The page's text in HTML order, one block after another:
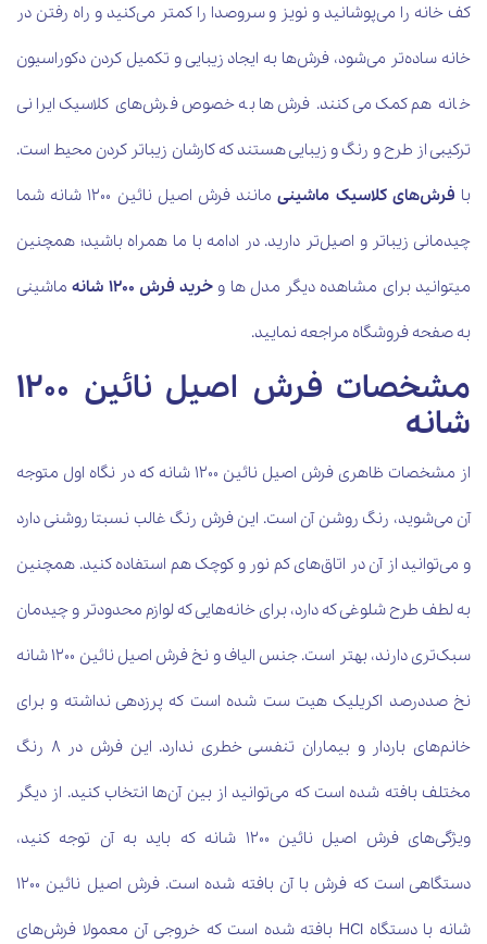
کف خانه را می‌پوشانید و نویز و سروصدا را کمتر می‌کنید و راه رفتن در
خانه ساده‌تر می‌شود، فرش‌ها به ایجاد زیبایی و تکمیل کردن دکوراسیون
خانه هم کمک می‌کنند. فرش‌ها به خصوص فرش‌های کلاسیک ایرانی
ترکیبی از طرح و رنگ و زیبایی هستند که کارشان زیباتر کردن محیط است.
با فرش‌های کلاسیک ماشینی مانند فرش اصیل نائین 1200 شانه شما
چیدمانی زیباتر و اصیل‌تر دارید. در ادامه با ما همراه باشید؛ همچنین
میتوانید برای مشاهده دیگر مدل ها و خرید فرش 1200 شانه ماشینی
به صفحه فروشگاه مراجعه نمایید.
مشخصات فرش اصیل نائین 1200
شانه
از مشخصات ظاهری فرش اصیل نائین 1200 شانه که در نگاه اول متوجه
آن می‌شوید، رنگ روشن آن است. این فرش رنگ غالب نسبتا روشنی دارد
و می‌توانید از آن در اتاق‌های کم نور و کوچک هم استفاده کنید. همچنین
به لطف طرح شلوغی که دارد، برای خانه‌هایی که لوازم محدودتر و چیدمان
سبک‌تری دارند، بهتر است. جنس الیاف و نخ فرش اصیل نائین 1200 شانه
نخ صددرصد اکریلیک هیت ست شده است که پرزدهی نداشته و برای
خانم‌های باردار و بیماران تنفسی خطری ندارد. این فرش در 8 رنگ
مختلف بافته شده است که می‌توانید از بین آن‌ها انتخاب کنید. از دیگر
ویژگی‌های فرش اصیل نائین 1200 شانه که باید به آن توجه کنید،
دستگاهی است که فرش با آن بافته شده است. فرش اصیل نائین 1200
شانه با دستگاه HCIبافته شده است که خروجی آن معمولا فرش‌های